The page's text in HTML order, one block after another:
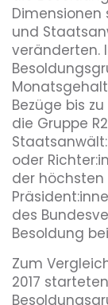
Dimensionen
und
veränderten.
Bezüge bis
die Gruppe
oder
der höchsten
des
Besoldung
Zum
2017